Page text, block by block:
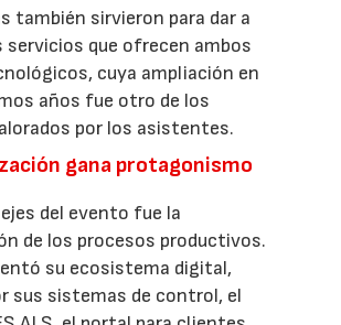
también sirvieron para dar a
servicios que ofrecen ambos
cuya ampliación en
años fue otro de los
por los asistentes.
gana protagonismo
del evento fue la
de los procesos productivos.
su ecosistema digital,
sus sistemas de control, el